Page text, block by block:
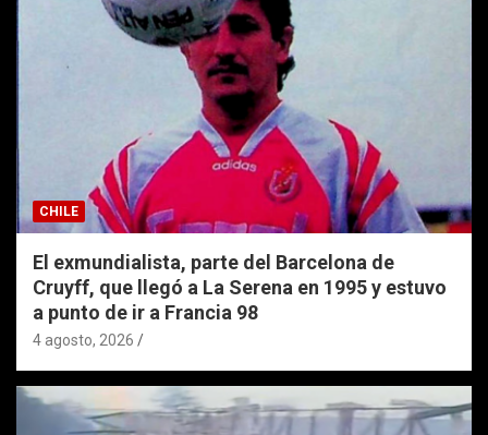
CHILE
El exmundialista, parte del Barcelona de
Cruyff, que llegó a La Serena en 1995 y estuvo
a punto de ir a Francia 98
4 agosto, 2026